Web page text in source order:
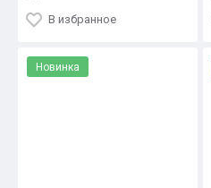
В избранное
Новинка